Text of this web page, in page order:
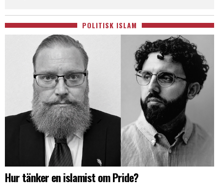
POLITISK ISLAM
Hur tänker en islamist om Pride?